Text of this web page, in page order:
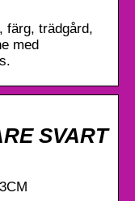
färg, trädgård,
med
SVART